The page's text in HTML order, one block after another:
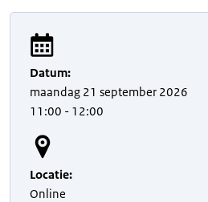
Datum:
maandag 21 september 2026
11:00 - 12:00
Locatie:
Online